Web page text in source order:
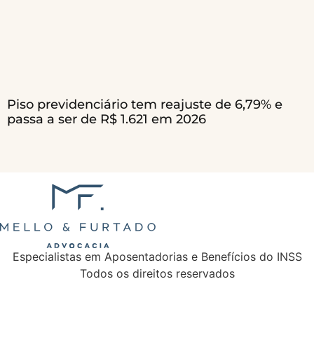
Piso previdenciário tem reajuste de 6,79% e
passa a ser de R$ 1.621 em 2026
Especialistas em Aposentadorias e Benefícios do INSS
Todos os direitos reservados